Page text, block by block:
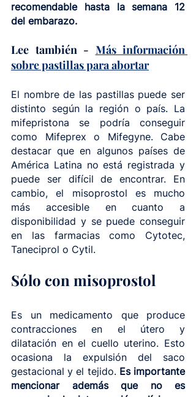
recomendable hasta la semana 12
del embarazo.
Lee también - Más información
sobre pastillas para abortar
El nombre de las pastillas puede ser
distinto según la región o país. La
mifepristona se podría conseguir
como Mifeprex o Mifegyne. Cabe
destacar que en algunos países de
América Latina no está registrada y
puede ser difícil de encontrar. En
cambio, el misoprostol es mucho
más accesible en cuanto a
disponibilidad y se puede conseguir
en las farmacias como Cytotec,
Taneciprol o Cytil.
Sólo con misoprostol
Es un medicamento que produce
contracciones en el útero y
dilatación en el cuello uterino. Esto
ocasiona la expulsión del saco
gestacional y el tejido. Es importante
mencionar además que no es